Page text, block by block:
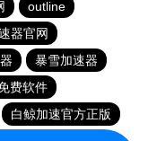
outline
器官网
暴雪加速器
费软件
白鲸加速官方正版